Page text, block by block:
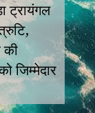
ट्रायंगल
की
जिम्मेदार